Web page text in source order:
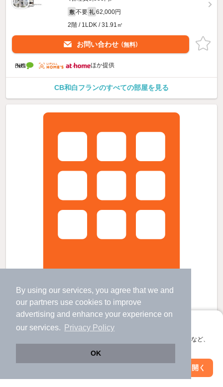
By using our services, you agree that we and
our partners use cookies to improve
advertising and enhance your experience on
our services.
Privacy Policy
OK
アプリに切り替えて、サクサクお部屋探し
会員登録なしですぐ使える。マップ検索やお気に入り保存など、
アプリを開く
敷 不要 礼 62,000円
2階 / 1LDK / 31.91㎡
お問い合わせ （無料）
ほか提供
CB和白フランのすべての部屋を見る
ニュージャーニー和白の賃貸物件
すべての写真
福工大前駅 歩
和白駅 歩2分 （香椎線
福岡県福岡市東区和白４丁目
駐輪場あり
宅配ボックス
絞り込み条件を変更